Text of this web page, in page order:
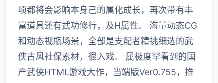
项都将会影响本身己的属化成长，再次带有丰
富道具还有武功修行，及H属性。 海量动态CG
和动态视瓶场景，全部是支配者精挑细选的武
侠古风社保素材，很入戏。 属极度罕看到的国
产武侠HTML游戏大作，当端版Ver0.755，推